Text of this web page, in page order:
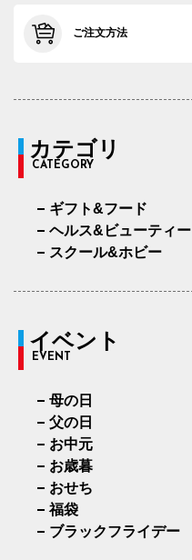
ご注文方法
カテゴリ
CATEGORY
ギフト&フード
ヘルス&ビューティー
スクール&ホビー
イベント
EVENT
母の日
父の日
お中元
お歳暮
おせち
福袋
ブラックフライデー